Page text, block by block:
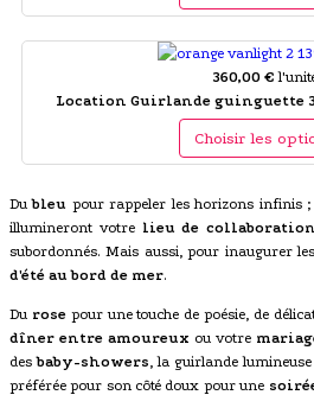
360,00 €
Location Guirlande guinguette
Choisir les
Dubleu pour rappeler les horizons infinis ;
illumineront votre lieu de
subordonnés. Mais aussi, pour inaugurer
d'été au bord de mer.
Du rosepour une touche de poésie, de
dîner entre amoureux ou votre
desbaby-showers, la guirlande
préférée pour son côté doux pour une